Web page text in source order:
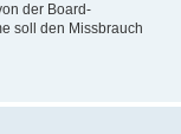
der Board-
soll den Missbrauch